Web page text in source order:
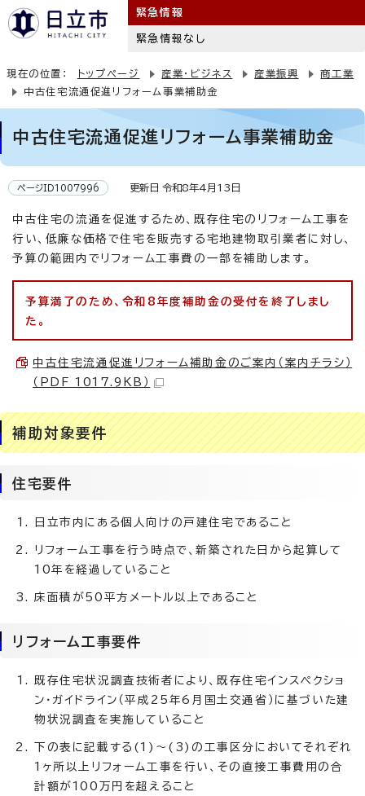
緊急情報
緊急情報なし
現在の位置： トップページ 産業・ビジネス 産業振興
商工業
中古住宅流通促進リフォーム事業補助金
中古住宅流通促進リフォーム事業補助金
ページID1007996 更新日 令和8年4月13日
中古住宅の流通を促進するため、既存住宅のリフォーム工事を
行い、低廉な価格で住宅を販売する宅地建物取引業者に対し、
予算の範囲内でリフォーム工事費の一部を補助します。
予算満了のため、令和8年度補助金の受付を終了しまし
た。
中古住宅流通促進リフォーム補助金のご案内（案内チラシ）
（PDF 1017.9KB）
補助対象要件
住宅要件
日立市内にある個人向けの戸建住宅であること
リフォーム工事を行う時点で、新築された日から起算して
10年を経過していること
床面積が50平方メートル以上であること
リフォーム工事要件
既存住宅状況調査技術者により、既存住宅インスペクショ
ン・ガイドライン（平成25年6月国土交通省）に基づいた建
物状況調査を実施していること
下の表に記載する(1)～(3)の工事区分においてそれぞれ
1ヶ所以上リフォーム工事を行い、その直接工事費用の合
計額が100万円を超えること